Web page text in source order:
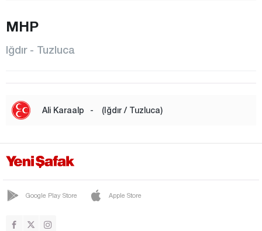
TUZLUCA
Isparta
Karabük
Karaman
Kastamonu
Kayseri
Kırklareli
MHP
Iğdır - Tuzluca
Ali Karaalp - (Iğdır / Tuzluca)
Google Play Store Apple Store